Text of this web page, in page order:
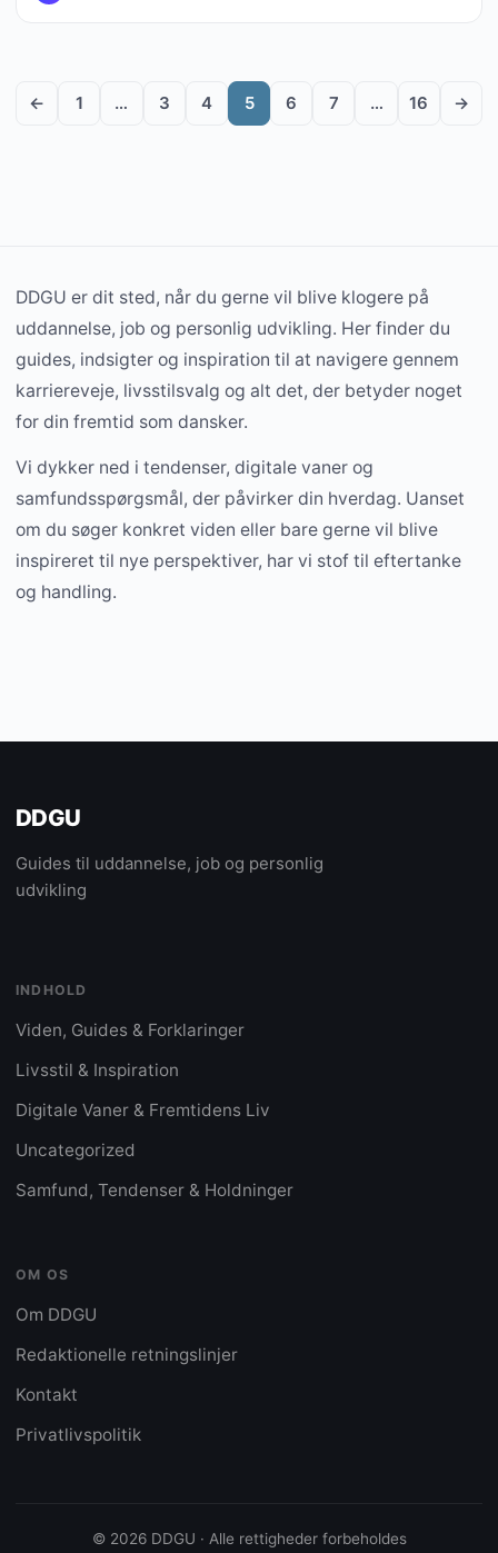
← 1 … 3 4 5 6 7 … 16 →
DDGU er dit sted, når du gerne vil blive klogere på
uddannelse, job og personlig udvikling. Her finder du
guides, indsigter og inspiration til at navigere gennem
karriereveje, livsstilsvalg og alt det, der betyder noget
for din fremtid som dansker.
Vi dykker ned i tendenser, digitale vaner og
samfundsspørgsmål, der påvirker din hverdag. Uanset
om du søger konkret viden eller bare gerne vil blive
inspireret til nye perspektiver, har vi stof til eftertanke
og handling.
DDGU
Guides til uddannelse, job og personlig
udvikling
INDHOLD
Viden, Guides & Forklaringer
Livsstil & Inspiration
Digitale Vaner & Fremtidens Liv
Uncategorized
Samfund, Tendenser & Holdninger
OM OS
Om DDGU
Redaktionelle retningslinjer
Kontakt
Privatlivspolitik
© 2026 DDGU · Alle rettigheder forbeholdes